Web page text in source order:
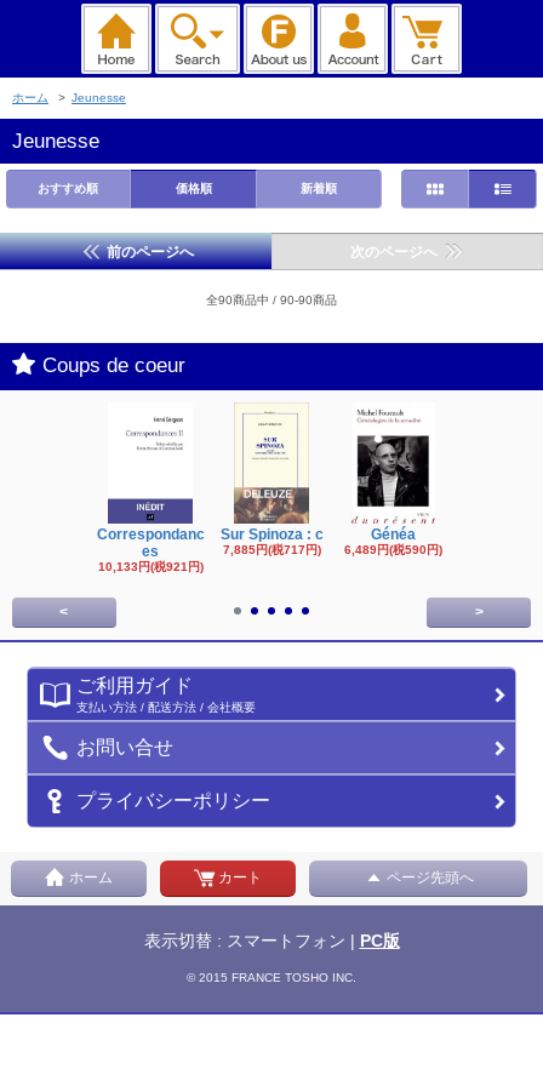
ホーム > Jeunesse
Jeunesse
おすすめ順 価格順 新着順
前のページへ 次のページへ
全90商品中 / 90-90商品
Coups de coeur
Correspondanc
es
10,133円(税921円)
Sur Spinoza : c
7,885円(税717円)
Généa
6,489円(税590円)
< >
ご利用ガイド
支払い方法 / 配送方法 / 会社概要
お問い合せ
プライバシーポリシー
ホーム カート ページ先頭へ
表示切替 : スマートフォン | PC版
© 2015 FRANCE TOSHO INC.